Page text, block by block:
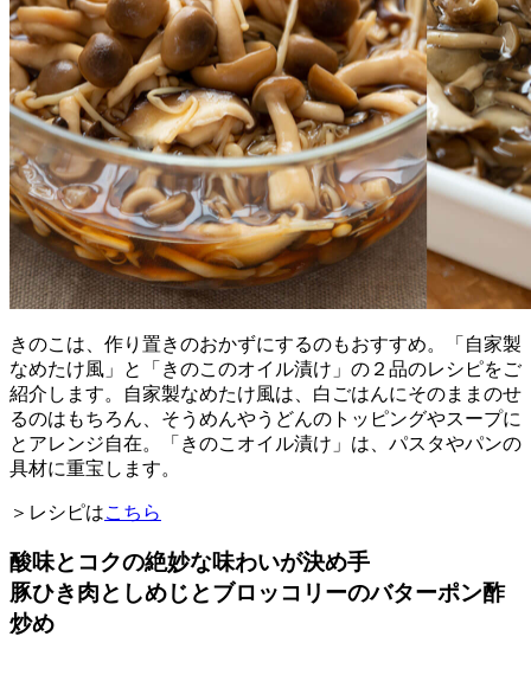
きのこは、作り置きのおかずにするのもおすすめ。「自家製
なめたけ風」と「きのこのオイル漬け」の２品のレシピをご
紹介します。自家製なめたけ風は、白ごはんにそのままのせ
るのはもちろん、そうめんやうどんのトッピングやスープに
とアレンジ自在。「きのこオイル漬け」は、パスタやパンの
具材に重宝します。
＞レシピはこちら
酸味とコクの絶妙な味わいが決め手
豚ひき肉としめじとブロッコリーのバターポン酢
炒め